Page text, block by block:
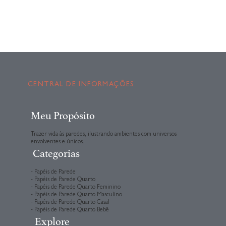
CENTRAL DE INFORMAÇÕES
Meu Propósito
Trazer vida às paredes, ilustrando ambientes com universos
envolventes e únicos.
Categorias
- Papéis de Parede
- Papéis de Parede Quarto
- Papéis de Parede Quarto Feminino
- Papéis de Parede Quarto Masculino
- Papéis de Parede Quarto Casal
- Papéis de Parede Quarto Bebê
Explore